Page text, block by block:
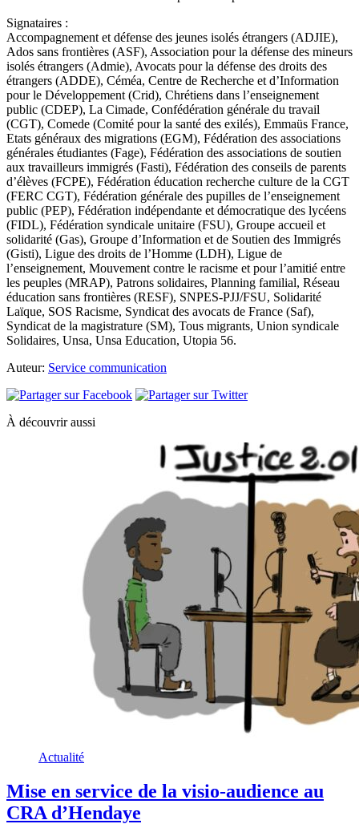
Signataires :
Accompagnement et défense des jeunes isolés étrangers (ADJIE),
Ados sans frontières (ASF), Association pour la défense des mineurs
isolés étrangers (Admie), Avocats pour la défense des droits des
étrangers (ADDE), Céméa, Centre de Recherche et d’Information
pour le Développement (Crid), Chrétiens dans l’enseignement
public (CDEP), La Cimade, Confédération générale du travail
(CGT), Comede (Comité pour la santé des exilés), Emmaüs France,
Etats généraux des migrations (EGM), Fédération des associations
générales étudiantes (Fage), Fédération des associations de soutien
aux travailleurs immigrés (Fasti), Fédération des conseils de parents
d’élèves (FCPE), Fédération éducation recherche culture de la CGT
(FERC CGT), Fédération générale des pupilles de l’enseignement
public (PEP), Fédération indépendante et démocratique des lycéens
(FIDL), Fédération syndicale unitaire (FSU), Groupe accueil et
solidarité (Gas), Groupe d’Information et de Soutien des Immigrés
(Gisti), Ligue des droits de l’Homme (LDH), Ligue de
l’enseignement, Mouvement contre le racisme et pour l’amitié entre
les peuples (MRAP), Patrons solidaires, Planning familial, Réseau
éducation sans frontières (RESF), SNPES-PJJ/FSU, Solidarité
Laïque, SOS Racisme, Syndicat des avocats de France (Saf),
Syndicat de la magistrature (SM), Tous migrants, Union syndicale
Solidaires, Unsa, Unsa Education, Utopia 56.
Auteur: Service communication
À découvrir aussi
Actualité
Mise en service de la visio-audience au
CRA d’Hendaye